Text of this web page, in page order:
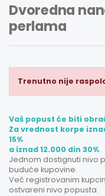
Dvoredna
perlama
Trenutno nije
Vaš popust će biti
Za vrednost korpe
15%
a iznad 12.000 din 30%.
Jednom dostignuti nivo
buduće kupovine.
Već registrovanim
ostvareni nivo popusta.